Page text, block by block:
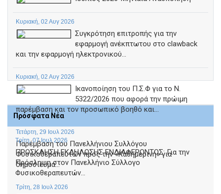
Κυριακή, 02 Αυγ 2026
Συγκρότηση επιτροπής για την
εφαρμογή ανέκπτωτου στο clawback
και την εφαρμογή ηλεκτρονικού...
Κυριακή, 02 Αυγ 2026
Ικανοποίηση του Π.Σ.Φ για το Ν.
5322/2026 που αφορά την πρώιμη
παρέμβαση και τον προσωπικό βοηθό και...
Τετάρτη, 29 Ιουλ 2026
Παρέμβαση του Πανελλήνιου Συλλόγου
Φυσικοθεραπευτών προς την «Καθημερινή» για
δημοσίευμα...
Τρίτη, 28 Ιουλ 2026
Πρόσφατα Νέα
Τρίτη, 07 Ιουλ 2026
ΠΡΟΣΚΛΗΣΗ ΕΚΔΗΛΩΣΗΣ ΕΝΔΙΑΦΕΡΟΝΤΟΣ: Για την
Πρόσληψη στον Πανελλήνιο Σύλλογο
Φυσικοθεραπευτών...